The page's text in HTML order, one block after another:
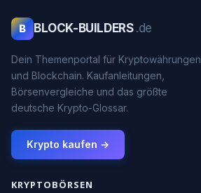
B BLOCK-BUILDERS .de
Dein Themenportal für Kryptowährungen
und Blockchain. Kaufanleitungen,
Börsenvergleiche und das größte
deutsche Krypto-Glossar.
Krypto kaufen →
KRYPTOBÖRSEN